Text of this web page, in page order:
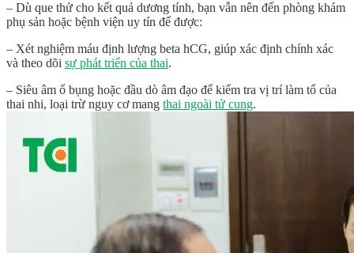
– Dù que thử cho kết quả dương tính, bạn vẫn nên đến phòng khám
phụ sản hoặc bệnh viện uy tín để được:
– Xét nghiệm máu định lượng beta hCG, giúp xác định chính xác
và theo dõi sự phát triển của thai.
– Siêu âm ổ bụng hoặc đầu dò âm đạo để kiểm tra vị trí làm tổ của
thai nhi, loại trừ nguy cơ mang thai ngoài tử cung.